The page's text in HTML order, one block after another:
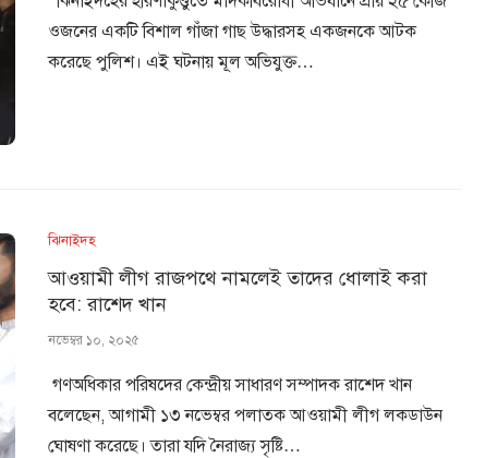
ওজনের একটি বিশাল গাঁজা গাছ উদ্ধারসহ একজনকে আটক
করেছে পুলিশ। এই ঘটনায় মূল অভিযুক্ত…
ঝিনাইদহ
আওয়ামী লীগ রাজপথে নামলেই তাদের ধোলাই করা
হবে: রাশেদ খান
নভেম্বর ১০, ২০২৫
‎ ‎গণঅধিকার পরিষদের কেন্দ্রীয় সাধারণ সম্পাদক রাশেদ খান
বলেছেন, আগামী ১৩ নভেম্বর পলাতক আওয়ামী লীগ লকডাউন
ঘোষণা করেছে। তারা যদি নৈরাজ্য সৃষ্টি…